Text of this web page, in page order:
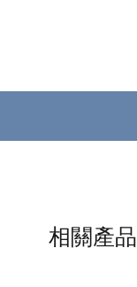
相關產品